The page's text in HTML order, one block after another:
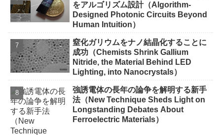
をアルゴリズム設計（Algorithm-
Designed Photonic Circuits Beyond
Human Intuition）
窒化ガリウムをナノ結晶化することに
成功（Chemists Shrink Gallium
Nitride, the Material Behind LED
Lighting, into Nanocrystals）
強誘電体の長年の論争を解明する新手
法（New Technique Sheds Light on
Longstanding Debates About
Ferroelectric Materials）